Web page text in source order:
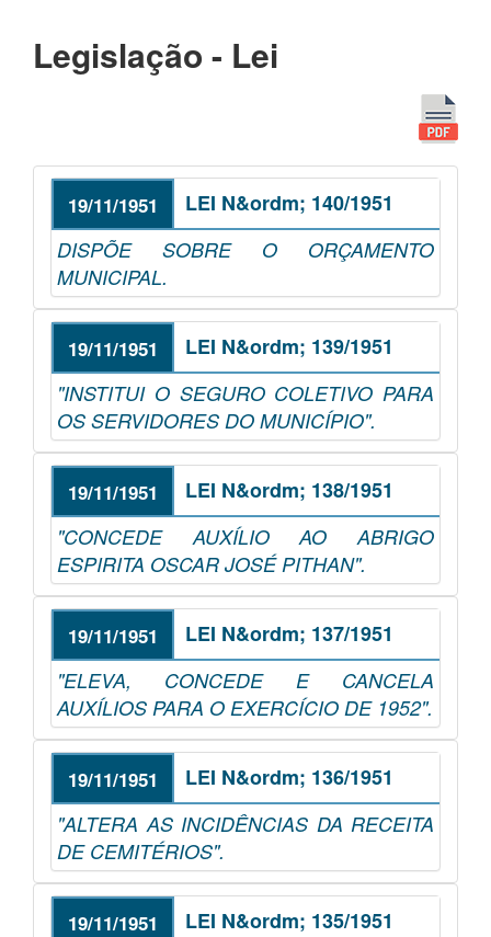
Legislação - Lei
19/11/1951 LEI N&ordm; 140/1951
DISPÕE SOBRE O ORÇAMENTO
MUNICIPAL.
19/11/1951 LEI N&ordm; 139/1951
"INSTITUI O SEGURO COLETIVO PARA
OS SERVIDORES DO MUNICÍPIO".
19/11/1951 LEI N&ordm; 138/1951
"CONCEDE AUXÍLIO AO ABRIGO
ESPIRITA OSCAR JOSÉ PITHAN".
19/11/1951 LEI N&ordm; 137/1951
"ELEVA, CONCEDE E CANCELA
AUXÍLIOS PARA O EXERCÍCIO DE 1952".
19/11/1951 LEI N&ordm; 136/1951
"ALTERA AS INCIDÊNCIAS DA RECEITA
DE CEMITÉRIOS".
19/11/1951 LEI N&ordm; 135/1951